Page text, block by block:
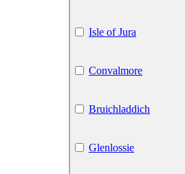
Isle of Jura
Convalmore
Bruichladdich
Glenlossie